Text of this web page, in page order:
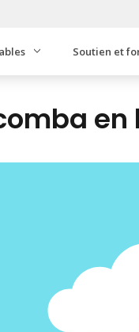
Soutien et
en